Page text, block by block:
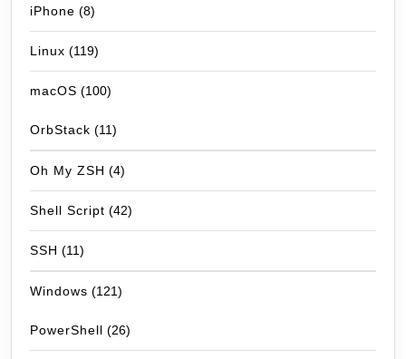
iPhone (8)
Linux (119)
macOS (100)
OrbStack (11)
Oh My ZSH (4)
Shell Script (42)
SSH (11)
Windows (121)
PowerShell (26)